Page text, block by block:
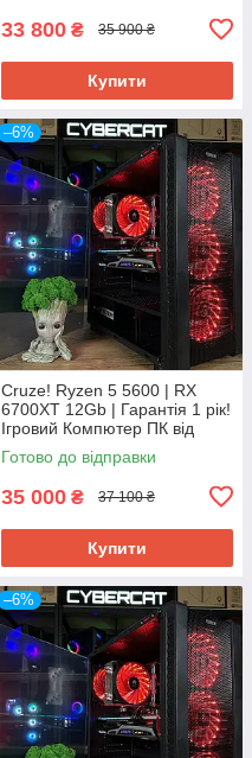
33 800 ₴ 35 900 ₴
Купити
–6%
Cruze! Ryzen 5 5600 | RX
6700XT 12Gb | Гарантія 1 рік!
Ігровий Компютер ПК від
Магазин CyberCat
Готово до відправки
35 000 ₴ 37 100 ₴
Купити
–6%